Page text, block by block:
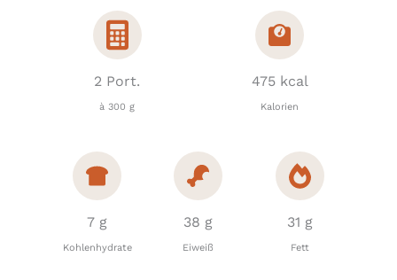
2 Port.
à 300 g
475 kcal
Kalorien
7 g
Kohlenhydrate
38 g
Eiweiß
31 g
Fett